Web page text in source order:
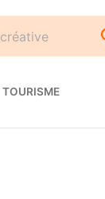
TOURISME